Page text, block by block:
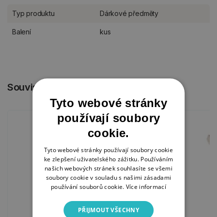
Typ produktu Dárkové předměty
Balení kus
Související produkty
Tyto webové stránky
používají soubory
cookie.
Tyto webové stránky používají soubory cookie
ke zlepšení uživatelského zážitku. Používáním
našich webových stránek souhlasíte se všemi
soubory cookie v souladu s našimi zásadami
používání souborů cookie. Více informací
PŘIJMOUT VŠECHNY